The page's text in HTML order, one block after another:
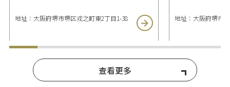
地址：大阪府堺市堺区戎之町東2丁目1-38 地址：大阪府堺市
查看更多